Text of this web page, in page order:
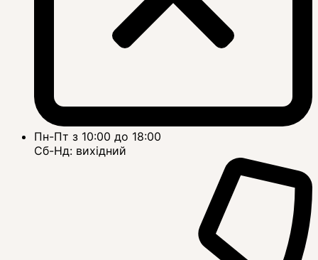
Пн-Пт з 10:00 до 18:00
Сб-Нд: вихідний